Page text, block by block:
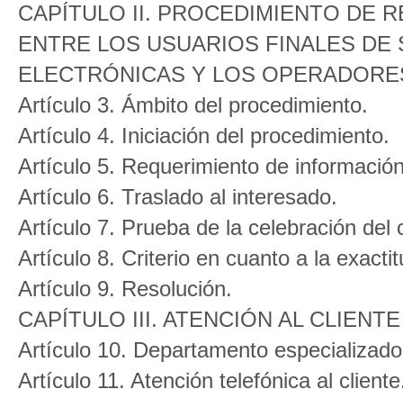
CAPÍTULO II. PROCEDIMIENTO DE
ENTRE LOS USUARIOS FINALES
ELECTRÓNICAS Y LOS
Artículo 3. Ámbito del procedimiento.
Artículo 4. Iniciación del procedimiento.
Artículo 5. Requerimiento de
Artículo 6. Traslado al interesado.
Artículo 7. Prueba de la celebración del
Artículo 8. Criterio en cuanto a la
Artículo 9. Resolución.
CAPÍTULO III. ATENCIÓN AL
Artículo 10. Departamento
Artículo 11. Atención telefónica al